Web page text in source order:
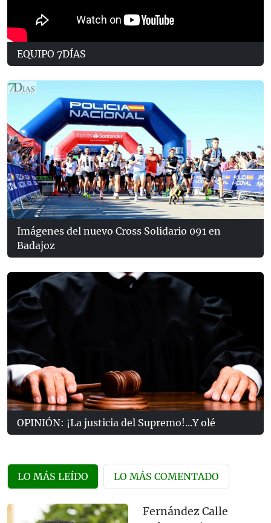
EQUIPO 7DÍAS
Imágenes del nuevo Cross Solidario 091 en
Badajoz
OPINIÓN: ¡La justicia del Supremo!...Y olé
LO MÁS LEÍDO LO MÁS COMENTADO
Fernández Calle